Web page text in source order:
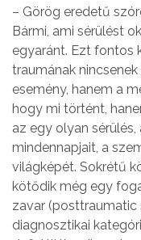
– Görög eredetű
Bármi, ami sérülést
egyaránt. Ezt fontos
traumának
esemény, hanem a
hogy mi történt,
az egy olyan
mindennapjait, a
világképét. Sokrétű
kötődik még egy
zavar (posttraumatic
diagnosztikai